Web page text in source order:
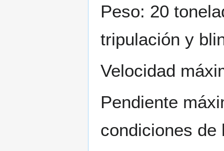
Peso: 20
tripulación y
Velocidad
Pendiente
condiciones de